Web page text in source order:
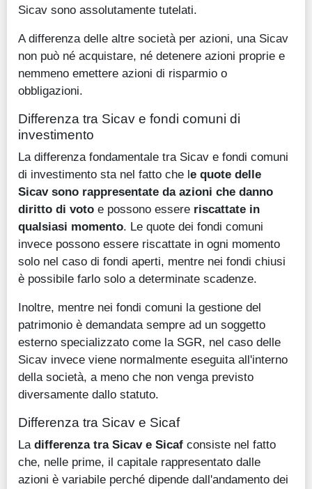
Sicav sono assolutamente tutelati.
A differenza delle altre società per azioni, una Sicav
non può né acquistare, né detenere azioni proprie e
nemmeno emettere azioni di risparmio o
obbligazioni.
Differenza tra Sicav e fondi comuni di
investimento
La differenza fondamentale tra Sicav e fondi comuni
di investimento sta nel fatto che le quote delle
Sicav sono rappresentate da azioni che danno
diritto di voto e possono essere riscattate in
qualsiasi momento. Le quote dei fondi comuni
invece possono essere riscattate in ogni momento
solo nel caso di fondi aperti, mentre nei fondi chiusi
è possibile farlo solo a determinate scadenze.
Inoltre, mentre nei fondi comuni la gestione del
patrimonio è demandata sempre ad un soggetto
esterno specializzato come la SGR, nel caso delle
Sicav invece viene normalmente eseguita all'interno
della società, a meno che non venga previsto
diversamente dallo statuto.
Differenza tra Sicav e Sicaf
La differenza tra Sicav e Sicaf consiste nel fatto
che, nelle prime, il capitale rappresentato dalle
azioni è variabile perché dipende dall'andamento dei